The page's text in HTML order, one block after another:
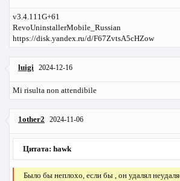
v3.4.111G+61
RevoUninstallerMobile_Russian
https://disk.yandex.ru/d/F67ZvtsA5cHZow
luigi 2024-12-16
Mi risulta non attendibile
1other2 2024-11-06
Цитата: hawk
Было бы неплохо, если бы , он удалял